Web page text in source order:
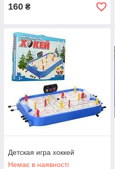
160 ₴
Детская игра хоккей
Немає в наявності